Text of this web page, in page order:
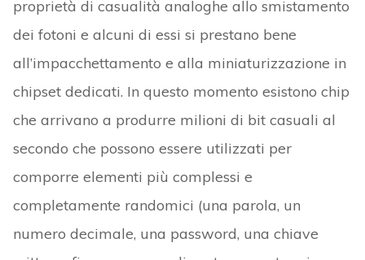
proprietà di casualità analoghe allo smistamento
dei fotoni e alcuni di essi si prestano bene
all’impacchettamento e alla miniaturizzazione in
chipset dedicati. In questo momento esistono chip
che arrivano a produrre milioni di bit casuali al
secondo che possono essere utilizzati per
comporre elementi più complessi e
completamente randomici (una parola, un
numero decimale, una password, una chiave